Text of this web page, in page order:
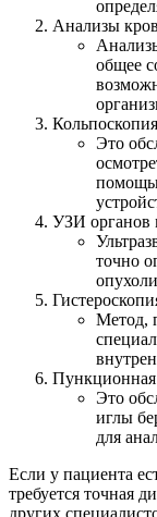
Анализы
общее
Кольпоскопия
Это
УЗИ органов
точно
Метод,
Пункционная
Это
иглы
для
Если у пациента
требуется точная
других